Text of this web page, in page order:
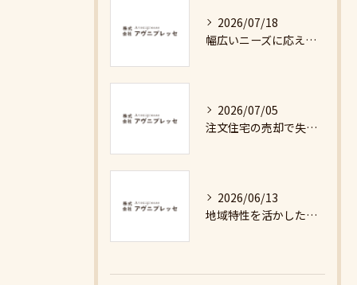
2026/07/18
幅広いニーズに応える不動産売却の現実と対策
2026/07/05
注文住宅の売却で失敗しないための詳細ガイド
2026/06/13
地域特性を活かした最適な不動産売却戦略の秘訣